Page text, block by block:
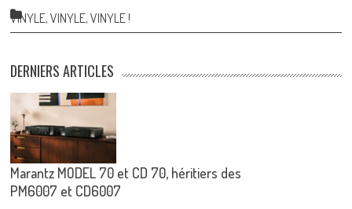
VINYLE, VINYLE, VINYLE !
DERNIERS ARTICLES
Marantz MODEL 70 et CD 70, héritiers des
PM6007 et CD6007